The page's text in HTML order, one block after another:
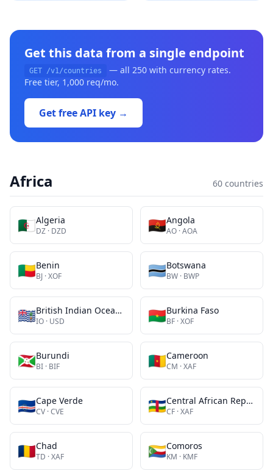
Get this data from a single endpoint
GET /v1/countries
— all 250 with currency rates.
Free tier, 1,000 req/mo.
Get free API key →
Africa 60 countries
🇩🇿Algeria
DZ · DZD 🇦🇴Angola
AO ·AOA
🇧🇯Benin
BJ ·XOF 🇧🇼Botswana
BW · BWP
🇮🇴 British Indian Ocean Territory
IO · USD 🇧🇫Burkina Faso
BF ·XOF
🇧🇮Burundi
BI · BIF 🇨🇲Cameroon
CM ·XAF
🇨🇻Cape Verde
CV ·CVE 🇨🇫 Central African Republic
CF ·XAF
🇹🇩Chad
TD ·XAF 🇰🇲Comoros
KM · KMF